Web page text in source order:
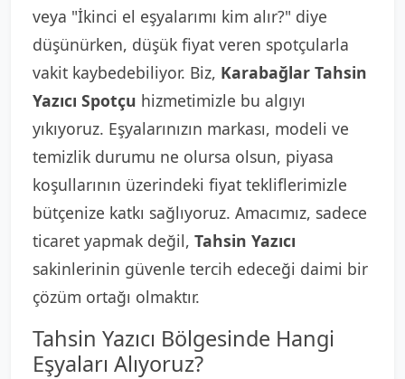
veya "İkinci el eşyalarımı kim alır?" diye
düşünürken, düşük fiyat veren spotçularla
vakit kaybedebiliyor. Biz, Karabağlar Tahsin
Yazıcı Spotçu hizmetimizle bu algıyı
yıkıyoruz. Eşyalarınızın markası, modeli ve
temizlik durumu ne olursa olsun, piyasa
koşullarının üzerindeki fiyat tekliflerimizle
bütçenize katkı sağlıyoruz. Amacımız, sadece
ticaret yapmak değil, Tahsin Yazıcı
sakinlerinin güvenle tercih edeceği daimi bir
çözüm ortağı olmaktır.
Tahsin Yazıcı Bölgesinde Hangi
Eşyaları Alıyoruz?